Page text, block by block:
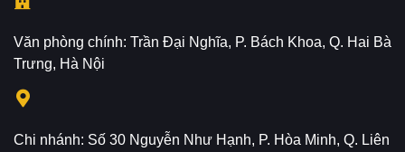
Văn phòng chính: Trần Đại Nghĩa, P. Bách Khoa, Q. Hai Bà
Trưng, Hà Nội
Chi nhánh: Số 30 Nguyễn Như Hạnh, P. Hòa Minh, Q. Liên